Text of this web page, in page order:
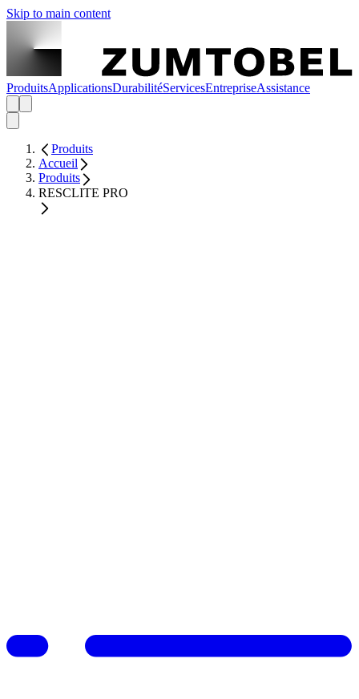
Skip to main content
ProduitsApplicationsDurabilitéServicesEntrepriseAssistance
Produits
Accueil
Produits
RESCLITE PRO